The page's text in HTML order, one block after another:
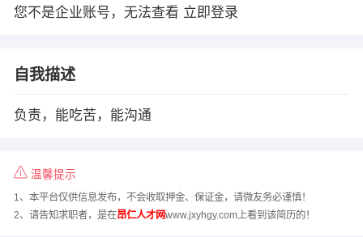
您不是企业账号，无法查看 立即登录
自我描述
负责，能吃苦，能沟通
温馨提示
1、本平台仅供信息发布，不会收取押金、保证金，请微友务必谨慎！
2、请告知求职者，是在昂仁人才网www.jxyhgy.com上看到该简历的！